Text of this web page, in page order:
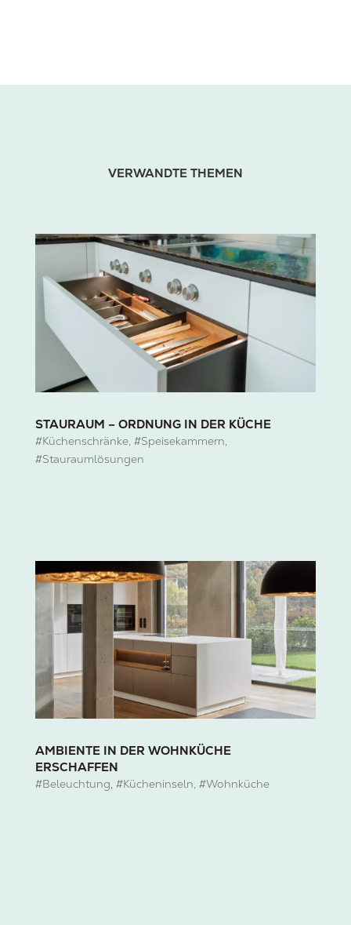
VERWANDTE THEMEN
STAURAUM – ORDNUNG IN DER KÜCHE
#Küchenschränke, #Speisekammern,
#Stauraumlösungen
AMBIENTE IN DER WOHNKÜCHE
ERSCHAFFEN
#Beleuchtung, #Kücheninseln, #Wohnküche